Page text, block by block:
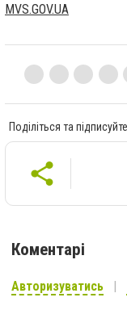
MVS.GOV.UA
Поділіться та
Коментарі
Авторизуватись